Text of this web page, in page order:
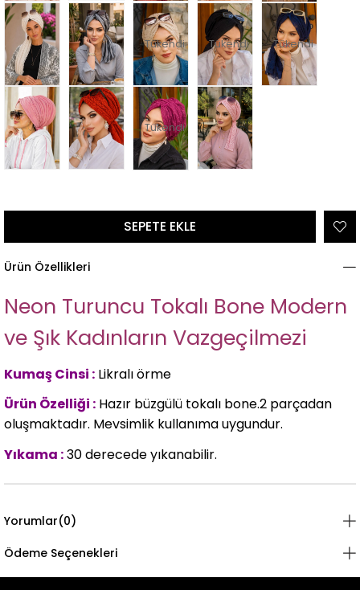
Tükendi Tükendi Tükendi
Tükendi
Ürün Özellikleri
Neon Turuncu Tokalı Bone Modern
ve Şık Kadınların Vazgeçilmezi
Kumaş Cinsi : Likralı örme
Ürün Özelliği : Hazır büzgülü tokalı bone.2 parçadan
oluşmaktadır. Mevsimlik kullanıma uygundur.
Yıkama :30 derecede yıkanabilir.
Yorumlar(0)
Ödeme Seçenekleri